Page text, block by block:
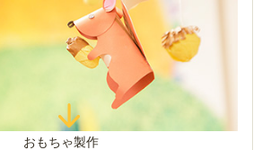
おもちゃ製作